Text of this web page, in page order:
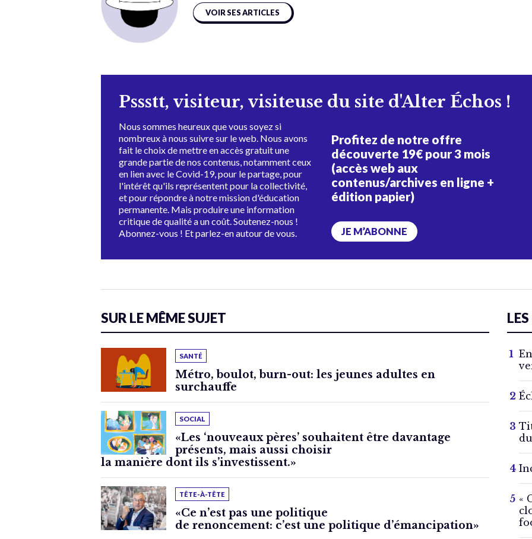
VOIR SES ARTICLES
Pssstt, visiteur, visiteuse du site d'Alter Échos !
Nous sommes heureux que vous soyez si
nombreux à nous suivre sur le web. Nous avons
fait le choix de mettre en accès gratuit une
grande partie de nos contenus, notamment ceux
en lien avec le Covid-19, pour le partage, pour
l'intérêt qu'ils représentent pour la collectivité,
et pour répondre à notre mission d'éducation
permanente. Mais produire une information
critique de qualité a un coût. Soutenez-nous !
Abonnez-vous ! Et parlez-en autour de vous.
Profitez de notre offre
découverte 19€ pour 3 mois
(accès web aux
contenus/archives en ligne +
édition papier)
JE M’ABONNE
SUR LE MÊME SUJET
SANTÉ
Métro, boulot, burn-out: les jeunes adultes en
surchauffe
SOCIAL
«Les ‘nouveaux pères’ souhaitent être davantage
présents, mais aussi choisir
la manière dont ils s’investissent.»
TÊTE-À-TÊTE
«Ce n’est pas une politique
de renoncement: c’est une politique d’émancipation»
«